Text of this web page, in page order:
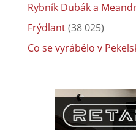
Rybník Dubák a
Frýdlant(38 025)
Co se vyrábělo v